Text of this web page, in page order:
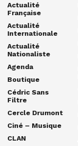
Actualité
Française
Actualité
Internationale
Actualité
Nationaliste
Agenda
Boutique
Cédric Sans
Filtre
Cercle Drumont
Ciné – Musique
CLAN